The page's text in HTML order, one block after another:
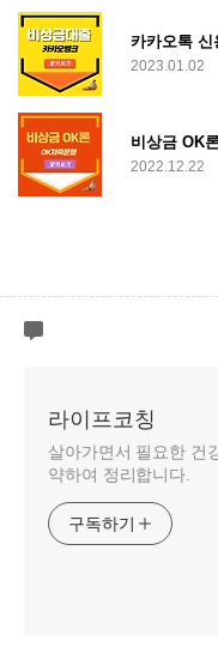
2023.01.02
2022.12.22
라이프코칭
살아가면서 필요한 건
약하여 정리합니다.
구독하기